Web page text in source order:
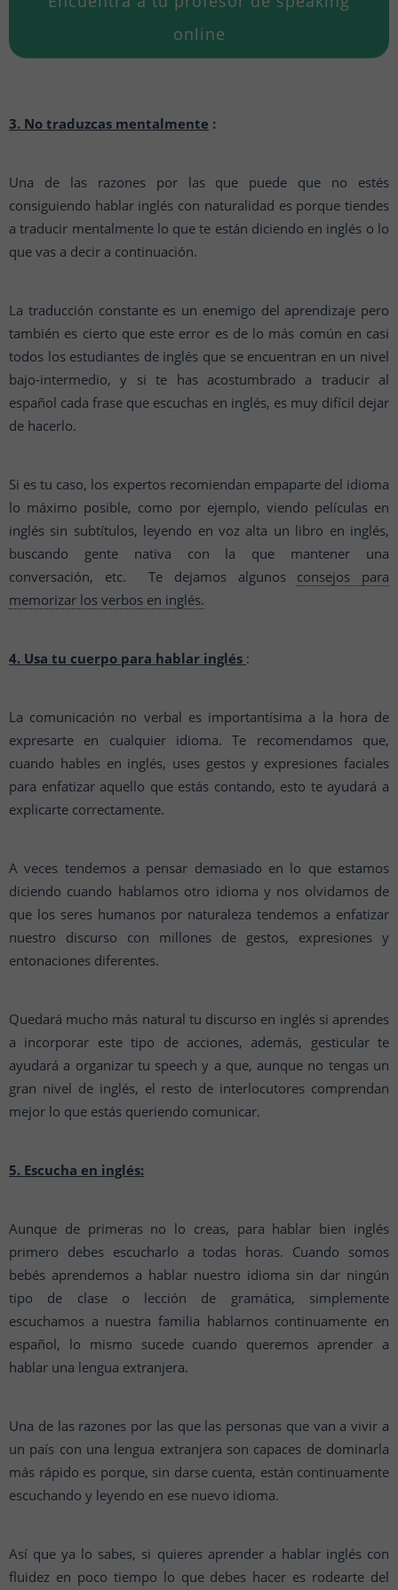
online
3. No traduzcas mentalmente :
Una de las razones por las que puede que no estés
consiguiendo hablar inglés con naturalidad es porque tiendes
a traducir mentalmente lo que te están diciendo en inglés o lo
que vas a decir a continuación.
La traducción constante es un enemigo del aprendizaje pero
también es cierto que este error es de lo más común en casi
todos los estudiantes de inglés que se encuentran en un nivel
bajo-intermedio, y si te has acostumbrado a traducir al
español cada frase que escuchas en inglés, es muy difícil dejar
de hacerlo.
Si es tu caso, los expertos recomiendan empaparte del idioma
lo máximo posible, como por ejemplo, viendo películas en
inglés sin subtítulos, leyendo en voz alta un libro en inglés,
buscando gente nativa con la que mantener una
conversación, etc. Te dejamos algunos consejos para
memorizar los verbos en inglés.
4. Usa tu cuerpo para hablar inglés :
La comunicación no verbal es importantísima a la hora de
expresarte en cualquier idioma. Te recomendamos que,
cuando hables en inglés, uses gestos y expresiones faciales
para enfatizar aquello que estás contando, esto te ayudará a
explicarte correctamente.
A veces tendemos a pensar demasiado en lo que estamos
diciendo cuando hablamos otro idioma y nos olvidamos de
que los seres humanos por naturaleza tendemos a enfatizar
nuestro discurso con millones de gestos, expresiones y
entonaciones diferentes.
Quedará mucho más natural tu discurso en inglés si aprendes
a incorporar este tipo de acciones, además, gesticular te
ayudará a organizar tu speech y a que, aunque no tengas un
gran nivel de inglés, el resto de interlocutores comprendan
mejor lo que estás queriendo comunicar.
5. Escucha en inglés:
Aunque de primeras no lo creas, para hablar bien inglés
primero debes escucharlo a todas horas. Cuando somos
bebés aprendemos a hablar nuestro idioma sin dar ningún
tipo de clase o lección de gramática, simplemente
escuchamos a nuestra familia hablarnos continuamente en
español, lo mismo sucede cuando queremos aprender a
hablar una lengua extranjera.
Una de las razones por las que las personas que van a vivir a
un país con una lengua extranjera son capaces de dominarla
más rápido es porque, sin darse cuenta, están continuamente
escuchando y leyendo en ese nuevo idioma.
Así que ya lo sabes, si quieres aprender a hablar inglés con
fluidez en poco tiempo lo que debes hacer es rodearte del